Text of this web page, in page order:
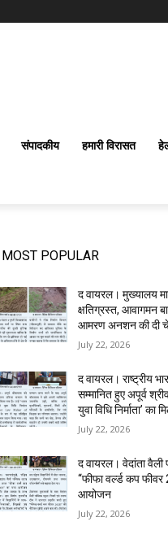
संपादकीय हमारी विरासत
MOST POPULAR
द वायरल। मुख्यालय
क्षतिग्रस्त, आवागमन
आमरण अनशन की दी
July 22, 2026
द वायरल। राष्ट्रीय
सम्मानित हुए अपूर्व
युवा विधि निर्माता’ का
July 22, 2026
द वायरल। वेदांता
“फीफा वर्ल्ड कप
आयोजन
July 22, 2026